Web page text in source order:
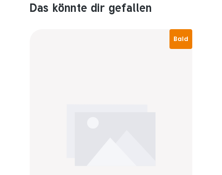
Produktempfehlungen überspringen
Das könnte dir gefallen
Bald